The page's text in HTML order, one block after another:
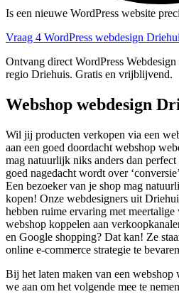
Is een nieuwe WordPress website
Vraag 4 WordPress webdesign
Ontvang direct WordPress
regio Driehuis. Gratis en vrijblijvend.
Webshop webdesign
Wil jij producten verkopen via een
aan een goed doordacht webshop
mag natuurlijk niks anders dan
goed nagedacht wordt over
Een bezoeker van je shop mag
kopen! Onze webdesigners uit
hebben ruime ervaring met
webshop koppelen aan
en Google shopping? Dat kan! Ze
online e-commerce strategie te
Bij het laten maken van een webshop
we aan om het volgende mee te